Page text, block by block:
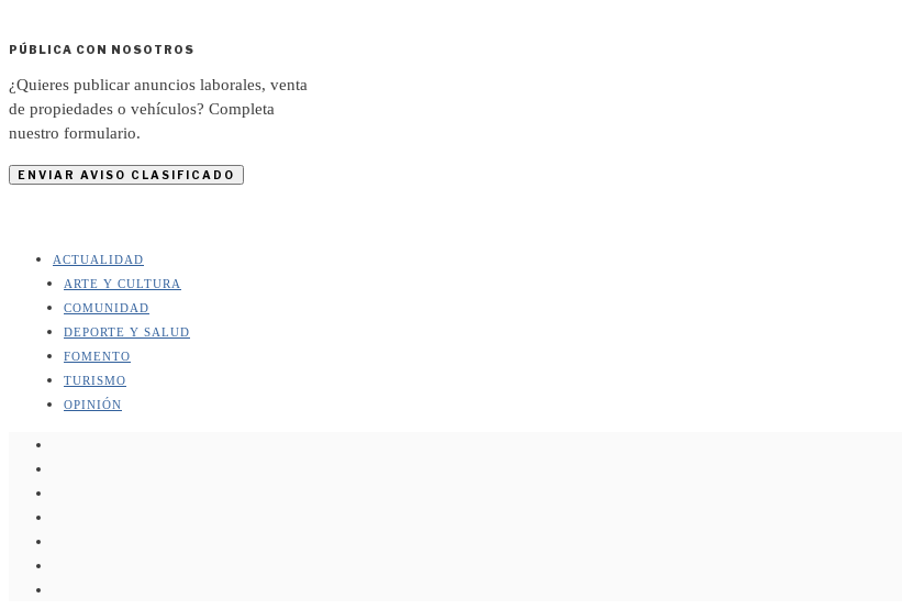
PÚBLICA CON NOSOTROS
¿Quieres publicar anuncios laborales, venta
de propiedades o vehículos? Completa
nuestro formulario.
ENVIAR AVISO CLASIFICADO
ACTUALIDAD
ARTE Y CULTURA
COMUNIDAD
DEPORTE Y SALUD
FOMENTO
TURISMO
OPINIÓN